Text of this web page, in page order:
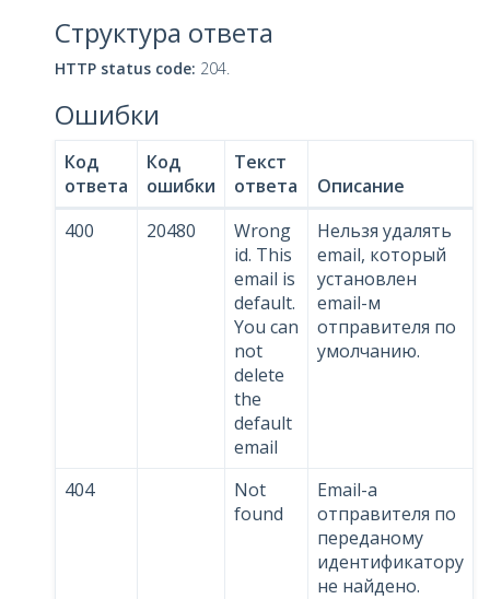
Структура ответа
HTTP status code: 204.
Ошибки
Код
ответа
Код
ошибки
Текст
ответа
Описание
400
20480
Wrong
id. This
email is
default.
You can
not
delete
the
default
email
Нельзя удалять
email, который
установлен
email-м
отправителя по
умолчанию.
404
Not
found
Email-a
отправителя по
переданому
идентификатору
не найдено.